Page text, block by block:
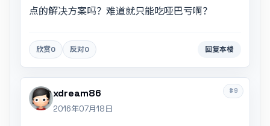
点的解决方案吗？难道就只能吃哑巴亏啊？
欣赏0 反对0 回复本楼
#9
xdream86
2016年07月18日